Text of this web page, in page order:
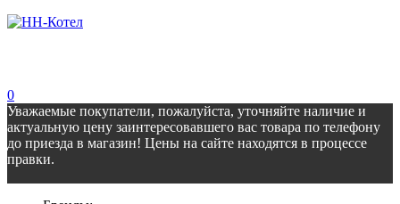
0
Уважаемые покупатели, пожалуйста, уточняйте наличие и
актуальную цену заинтересовавшего вас товара по телефону
до приезда в магазин! Цены на сайте находятся в процессе
правки.